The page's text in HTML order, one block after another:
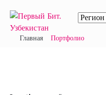
Главная Портфолио